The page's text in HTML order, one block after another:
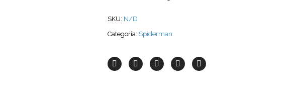
SKU: N/D
Categoría: Spiderman